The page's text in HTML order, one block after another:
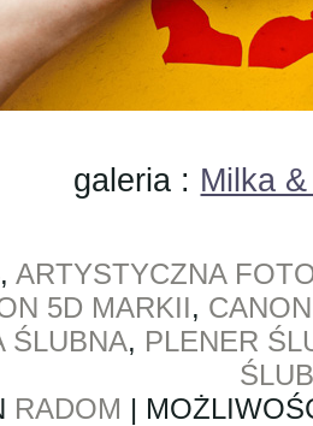
galeria : Milka
, ARTYSTYCZNA
5D MARKII,
ŚLUBNA, PLENER
RADOM |